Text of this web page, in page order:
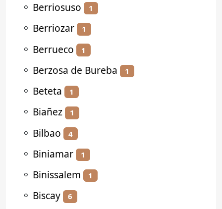
⚬ Berriosuso 1
⚬ Berriozar 1
⚬ Berrueco 1
⚬ Berzosa de Bureba 1
⚬ Beteta 1
⚬ Biañez 1
⚬ Bilbao 4
⚬ Biniamar 1
⚬ Binissalem 1
⚬ Biscay 6